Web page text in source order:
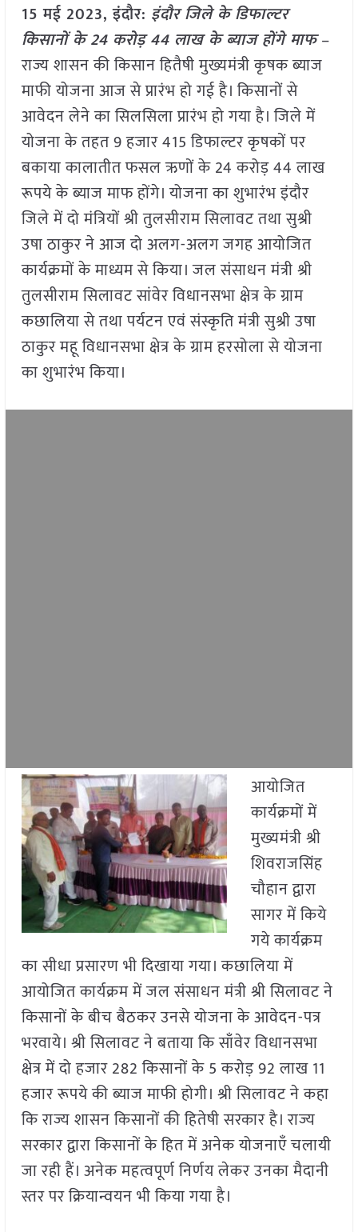
15 मई 2023, इंदौर: इंदौर जिले के डिफाल्टर
किसानों के 24 करोड़ 44 लाख के ब्याज होंगे माफ–
राज्य शासन की किसान हितैषी मुख्यमंत्री कृषक ब्याज
माफी योजना आज से प्रारंभ हो गई है। किसानों से
आवेदन लेने का सिलसिला प्रारंभ हो गया है। जिले में
योजना के तहत 9 हजार 415 डिफाल्टर कृषकों पर
बकाया कालातीत फसल ऋणों के 24 करोड़ 44 लाख
रूपये के ब्याज माफ होंगे। योजना का शुभारंभ इंदौर
जिले में दो मंत्रियों श्री तुलसीराम सिलावट तथा सुश्री
उषा ठाकुर ने आज दो अलग-अलग जगह आयोजित
कार्यक्रमों के माध्यम से किया। जल संसाधन मंत्री श्री
तुलसीराम सिलावट सांवेर विधानसभा क्षेत्र के ग्राम
कछालिया से तथा पर्यटन एवं संस्कृति मंत्री सुश्री उषा
ठाकुर महू विधानसभा क्षेत्र के ग्राम हरसोला से योजना
का शुभारंभ किया।
आयोजित
कार्यक्रमों में
मुख्यमंत्री श्री
शिवराजसिंह
चौहान द्वारा
सागर में किये
गये कार्यक्रम
का सीधा प्रसारण भी दिखाया गया। कछालिया में
आयोजित कार्यक्रम में जल संसाधन मंत्री श्री सिलावट ने
किसानों के बीच बैठकर उनसे योजना के आवेदन-पत्र
भरवाये। श्री सिलावट ने बताया कि साँवेर विधानसभा
क्षेत्र में दो हजार 282 किसानों के 5 करोड़ 92 लाख 11
हजार रूपये की ब्याज माफी होगी। श्री सिलावट ने कहा
कि राज्य शासन किसानों की हितेषी सरकार है। राज्य
सरकार द्वारा किसानों के हित में अनेक योजनाएँ चलायी
जा रही हैं। अनेक महत्वपूर्ण निर्णय लेकर उनका मैदानी
स्तर पर क्रियान्वयन भी किया गया है।